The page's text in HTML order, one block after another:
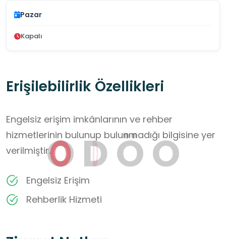
ODÖO
Pazar
Kapalı
Erişilebilirlik Özellikleri
Engelsiz erişim imkânlarının ve rehber
hizmetlerinin bulunup bulunmadığı bilgisine yer
verilmiştir.
Engelsiz Erişim
Rehberlik Hizmeti